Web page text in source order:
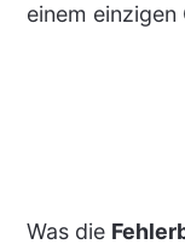
einem
Was die